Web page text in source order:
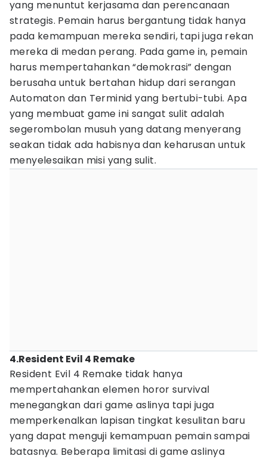
yang menuntut kerjasama dan perencanaan
strategis. Pemain harus bergantung tidak hanya
pada kemampuan mereka sendiri, tapi juga rekan
mereka di medan perang. Pada game in, pemain
harus mempertahankan “demokrasi” dengan
berusaha untuk bertahan hidup dari serangan
Automaton dan Terminid yang bertubi-tubi. Apa
yang membuat game ini sangat sulit adalah
segerombolan musuh yang datang menyerang
seakan tidak ada habisnya dan keharusan untuk
menyelesaikan misi yang sulit.
4.Resident Evil 4 Remake
Resident Evil 4 Remake tidak hanya
mempertahankan elemen horor survival
menegangkan dari game aslinya tapi juga
memperkenalkan lapisan tingkat kesulitan baru
yang dapat menguji kemampuan pemain sampai
batasnya. Beberapa limitasi di game aslinya